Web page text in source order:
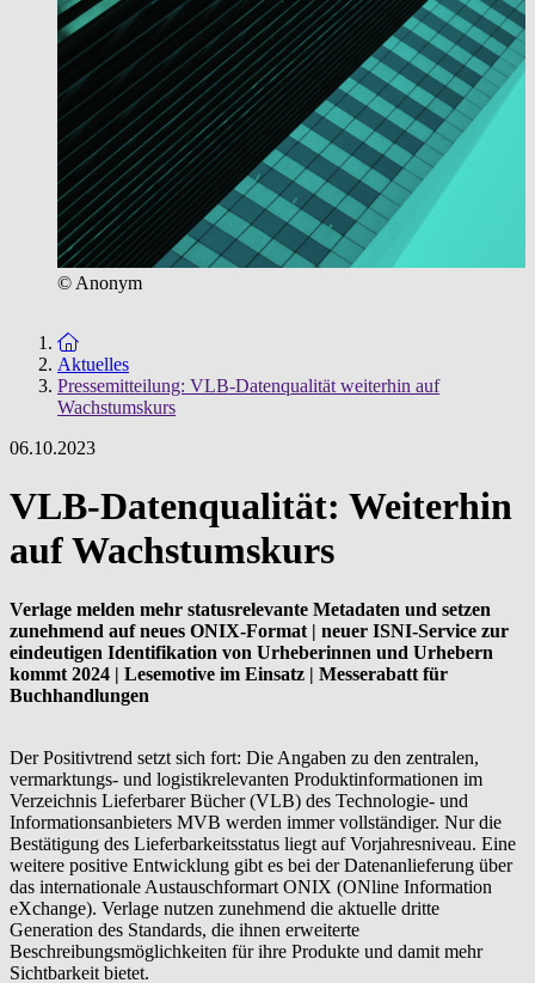
© Anonym
Zur Startseite
Aktuelles
Pressemitteilung: VLB-Datenqualität weiterhin auf
Wachstumskurs
06.10.2023
VLB-Datenqualität: Weiterhin
auf Wachstumskurs
Verlage melden mehr statusrelevante Metadaten und setzen
zunehmend auf neues ONIX-Format | neuer ISNI-Service zur
eindeutigen Identifikation von Urheberinnen und Urhebern
kommt 2024 | Lesemotive im Einsatz | Messerabatt für
Buchhandlungen
Der Positivtrend setzt sich fort: Die Angaben zu den zentralen,
vermarktungs- und logistikrelevanten Produktinformationen im
Verzeichnis Lieferbarer Bücher (VLB) des Technologie- und
Informationsanbieters MVB werden immer vollständiger. Nur die
Bestätigung des Lieferbarkeitsstatus liegt auf Vorjahresniveau. Eine
weitere positive Entwicklung gibt es bei der Datenanlieferung über
das internationale Austauschformart ONIX (ONline Information
eXchange). Verlage nutzen zunehmend die aktuelle dritte
Generation des Standards, die ihnen erweiterte
Beschreibungsmöglichkeiten für ihre Produkte und damit mehr
Sichtbarkeit bietet.